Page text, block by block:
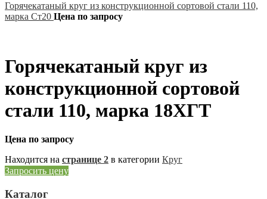
Горячекатаный круг из конструкционной сортовой стали 110,
марка Ст20 Цена по запросу
Горячекатаный круг из
конструкционной сортовой
стали 110, марка 18ХГТ
Цена по запросу
Находится на странице 2 в категории Круг
Запросить цену
Каталог